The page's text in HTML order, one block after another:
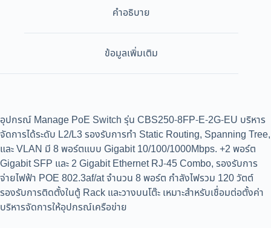
คำอธิบาย
ข้อมูลเพิ่มเติม
อุปกรณ์ Manage PoE Switch รุ่น CBS250-8FP-E-2G-EU บริหาร
จัดการได้ระดับ L2/L3 รองรับการทำ Static Routing, Spanning Tree,
และ VLAN มี 8 พอร์ตแบบ Gigabit 10/100/1000Mbps. +2 พอร์ต
Gigabit SFP และ 2 Gigabit Ethernet RJ-45 Combo, รองรับการ
จ่ายไฟฟ้า POE 802.3af/at จำนวน 8 พอร์ต กำลังไฟรวม 120 วัตต์
รองรับการติดตั้งในตู้ Rack และวางบนโต๊ะ เหมาะสำหรับเชื่อมต่อตั้งค่า
บริหารจัดการให้อุปกรณ์เครือข่าย